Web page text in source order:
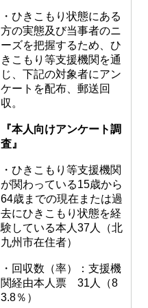
・ひきこもり状態にある
方の実態及び当事者のニ
ーズを把握するため、ひ
きこもり等支援機関を通
じ、下記の対象者にアン
ケートを配布、郵送回
収。
『本人向けアンケート調
査』
・ひきこもり等支援機関
が関わっている15歳から
64歳までの現在または過
去にひきこもり状態を経
験している本人37人（北
九州市在住者）
・回収数（率）：支援機
関経由本人票 31人（8
3.8％）